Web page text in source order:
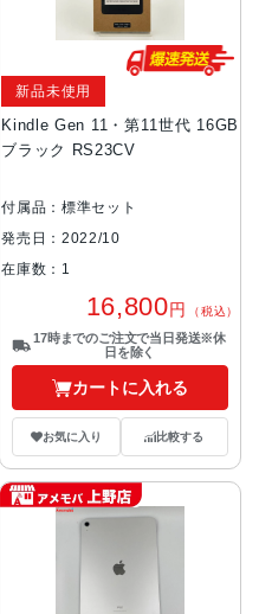
Kindle Gen 11・第11世代 16GB
ブラック RS23CV
新品未使用
付属品：標準セット
発売日：2022/10
在庫数：1
16,800円 （税込）
17時までのご注文で当日発送※休
日を除く
カートに入れる
お気に入り 比較する